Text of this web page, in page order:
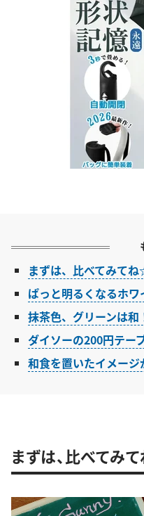
まずは、比べてみて
ぱっと明るくなるホワ
抹茶色、グリーンは和
ダイソーの200円テー
和食を置いたイメージ
まずは、比べてみ